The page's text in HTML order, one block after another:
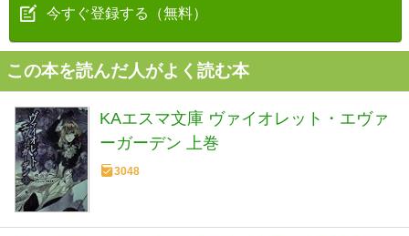
今すぐ登録する（無料）
この本を読んだ人がよく読む本
KAエスマ文庫 ヴァイオレット・エヴァ
ーガーデン 上巻
3048